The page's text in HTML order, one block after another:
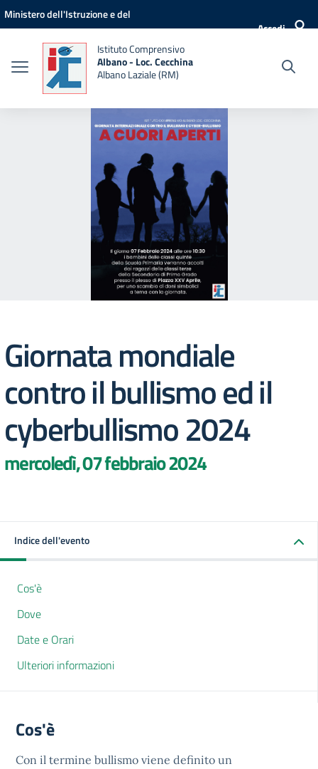
Vai ai contenuti
Vai al menu di navigazione
Vai al footer
Ministero dell'Istruzione e del
Accedi
Istituto Comprensivo
Albano - Loc. Cecchina
Albano Laziale (RM)
Giornata mondiale
contro il bullismo ed il
cyberbullismo 2024
mercoledì, 07 febbraio 2024
Indice dell'evento
Cos'è
Dove
Date e Orari
Ulteriori informazioni
Cos'è
Con il termine bullismo viene definito un